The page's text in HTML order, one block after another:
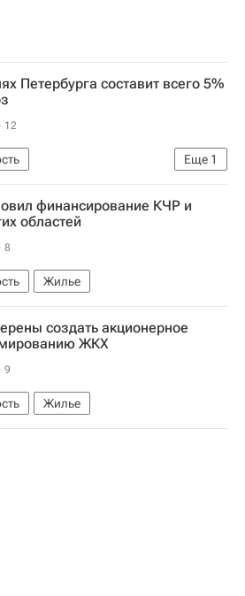
Петербурга составит всего 5%
12
Еще 1
финансирование КЧР и
областей
8
Жилье
создать акционерное
ЖКХ
9
Жилье